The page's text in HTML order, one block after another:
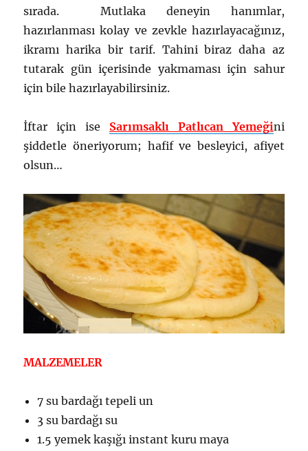
sırada. Mutlaka deneyin hanımlar,
hazırlanması kolay ve zevkle hazırlayacağınız,
ikramı harika bir tarif. Tahini biraz daha az
tutarak gün içerisinde yakmaması için sahur
için bile hazırlayabilirsiniz.
İftar için ise Sarımsaklı Patlıcan Yemeğini
şiddetle öneriyorum; hafif ve besleyici, afiyet
olsun…
MALZEMELER
7 su bardağı tepeli un
3 su bardağı su
1.5 yemek kaşığı instant kuru maya